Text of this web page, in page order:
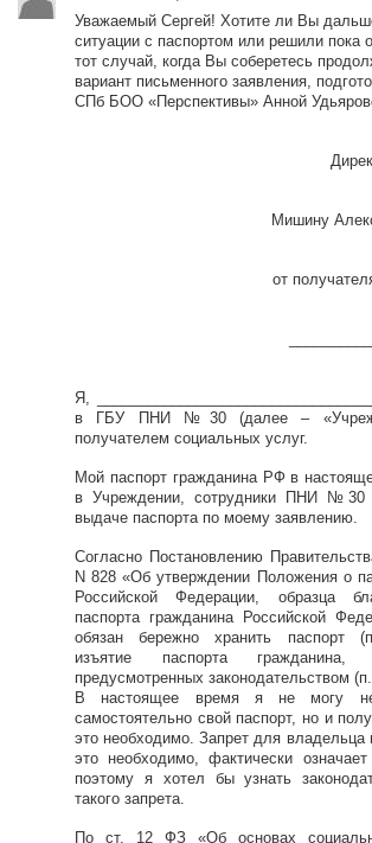
Уважаемый Сергей! Хотите ли Вы
ситуации с паспортом или решили пока
тот случай, когда Вы соберетесь
вариант письменного заявления,
СПб БОО «Перспективы» Анной
Мишину
от
Я,
в ГБУ ПНИ №30 (далее –
получателем социальных услуг.
Мой паспорт гражданина РФ в
в Учреждении, сотрудники ПНИ №30
выдаче паспорта по моему заявлению.
Согласно Постановлению
N 828 «Об утверждении Положения о
Российской Федерации, образца
паспорта гражданина Российской
обязан бережно хранить паспорт
изъятие паспорта гражданина,
предусмотренных законодательством
В настоящее время я не могу не
самостоятельно свой паспорт, но и
это необходимо. Запрет для владельца
это необходимо, фактически означает
поэтому я хотел бы узнать
такого запрета.
По ст. 12 ФЗ «Об основах